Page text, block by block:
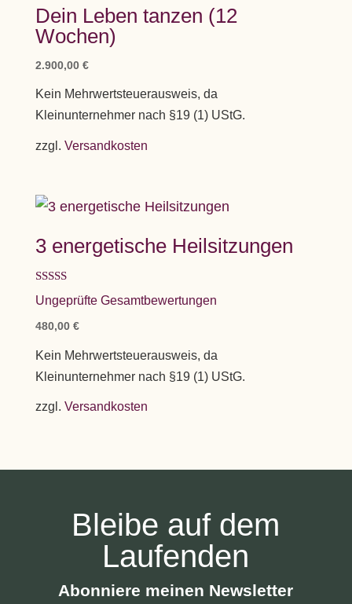
Dein Leben tanzen (12
Wochen)
2.900,00 €
Kein Mehrwertsteuerausweis, da
Kleinunternehmer nach §19 (1) UStG.
zzgl. Versandkosten
3 energetische Heilsitzungen
Bewertet mit
5.00
Ungeprüfte Gesamtbewertungen
480,00 €
Kein Mehrwertsteuerausweis, da
Kleinunternehmer nach §19 (1) UStG.
zzgl. Versandkosten
Bleibe auf dem
Laufenden
Abonniere meinen Newsletter